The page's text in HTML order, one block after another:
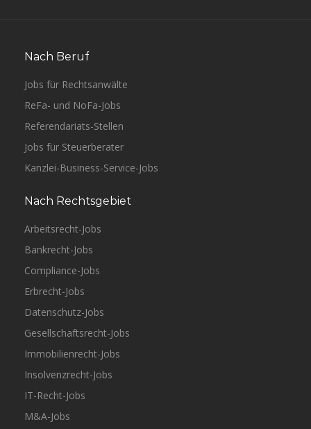
Frankfurt am Main
Nach Beruf
Jobs für Rechtsanwälte
ReFa- und NoFa-Jobs
Referendariats-Stellen
Jobs für Steuerberater
Kanzlei-Business-Service-Jobs
Nach Rechtsgebiet
Arbeitsrecht-Jobs
Bankrecht-Jobs
Compliance-Jobs
Erbrecht-Jobs
Datenschutz-Jobs
Gesellschaftsrecht-Jobs
Immobilienrecht-Jobs
Insolvenzrecht-Jobs
IT-Recht-Jobs
M&A-Jobs